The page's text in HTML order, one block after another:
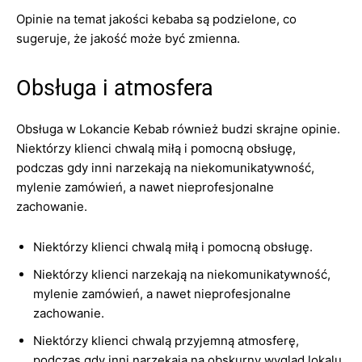
Opinie na temat jakości kebaba są podzielone, co
sugeruje, że jakość może być zmienna.
Obsługa i atmosfera
Obsługa w Lokancie Kebab również budzi skrajne opinie.
Niektórzy klienci chwalą miłą i pomocną obsługę,
podczas gdy inni narzekają na niekomunikatywność,
mylenie zamówień, a nawet nieprofesjonalne
zachowanie.
Niektórzy klienci chwalą miłą i pomocną obsługę.
Niektórzy klienci narzekają na niekomunikatywność,
mylenie zamówień, a nawet nieprofesjonalne
zachowanie.
Niektórzy klienci chwalą przyjemną atmosferę,